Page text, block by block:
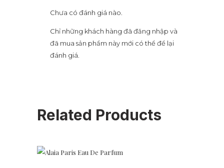
Chưa có đánh giá nào.
Chỉ những khách hàng đã đăng nhập và
đã mua sản phẩm này mới có thể để lại
đánh giá.
Related Products